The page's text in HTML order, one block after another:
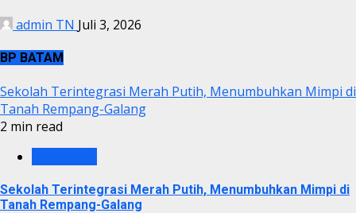
admin TN Juli 3, 2026
BP BATAM
Sekolah Terintegrasi Merah Putih, Menumbuhkan Mimpi di
Tanah Rempang-Galang
2 min read
Sekolah Terintegrasi Merah Putih, Menumbuhkan Mimpi di
Tanah Rempang-Galang